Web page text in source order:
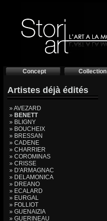
Concept Collection
Artistes déjà édités
» AVEZARD
» BENETT
» BLIGNY
» BOUCHEIX
» BRESSAN
» CADENE
» CHARRIER
» COROMINAS
» CRISSE
» D'ARMAGNAC
» DELAMONICA
» DREANO
» ECALARD
» EURGAL
» FOLLIOT
» GUENAIZIA
» GUERINEAU